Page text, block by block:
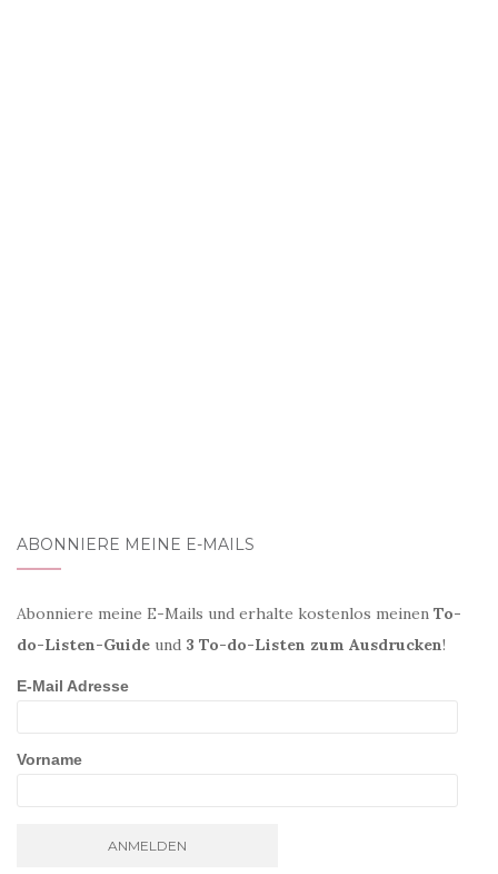
ABONNIERE MEINE E-MAILS
Abonniere meine E-Mails und erhalte kostenlos meinen To-
do-Listen-Guide und 3 To-do-Listen zum Ausdrucken!
E-Mail Adresse
Vorname